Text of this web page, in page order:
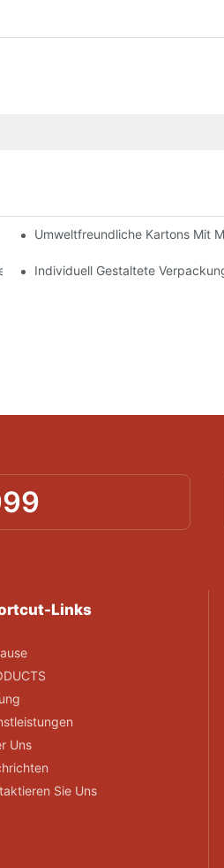
Verpackungen Sind
Umweltfreundliche Kartons Mit
Individuell Gestaltete
Links
Uns
Sie Uns